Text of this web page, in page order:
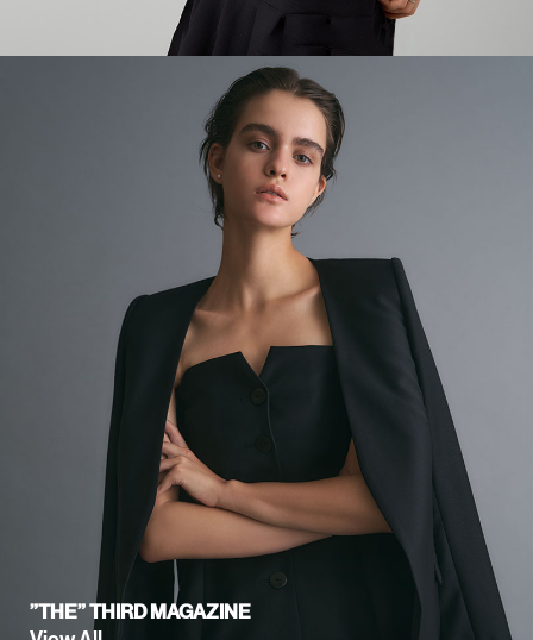
”THE” THIRD MAGAZINE